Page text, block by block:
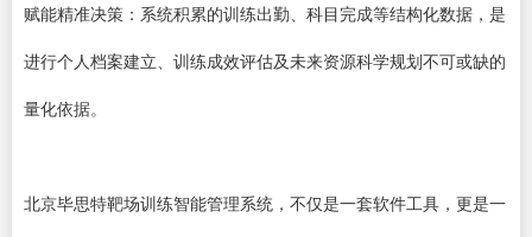
赋能精准决策：系统积累的训练出勤、科目完成等结构化数据，是
进行个人档案建立、训练成效评估及未来资源科学规划不可或缺的
量化依据。
北京毕思特靶场训练智能管理系统，不仅是一套软件工具，更是一